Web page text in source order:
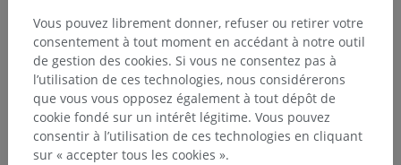
Vous pouvez librement donner, refuser ou retirer votre
consentement à tout moment en accédant à notre outil
de gestion des cookies. Si vous ne consentez pas à
l’utilisation de ces technologies, nous considérerons
que vous vous opposez également à tout dépôt de
cookie fondé sur un intérêt légitime. Vous pouvez
consentir à l’utilisation de ces technologies en cliquant
sur « accepter tous les cookies ».